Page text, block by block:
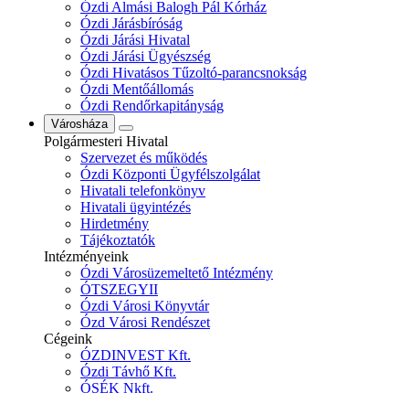
Ózdi Almási Balogh Pál Kórház
Ózdi Járásbíróság
Ózdi Járási Hivatal
Ózdi Járási Ügyészség
Ózdi Hivatásos Tűzoltó-parancsnokság
Ózdi Mentőállomás
Ózdi Rendőrkapitányság
Városháza
Polgármesteri Hivatal
Szervezet és működés
Ózdi Központi Ügyfélszolgálat
Hivatali telefonkönyv
Hivatali ügyintézés
Hirdetmény
Tájékoztatók
Intézményeink
Ózdi Városüzemeltető Intézmény
ÓTSZEGYII
Ózdi Városi Könyvtár
Ózd Városi Rendészet
Cégeink
ÓZDINVEST Kft.
Ózdi Távhő Kft.
ÓSÉK Nkft.